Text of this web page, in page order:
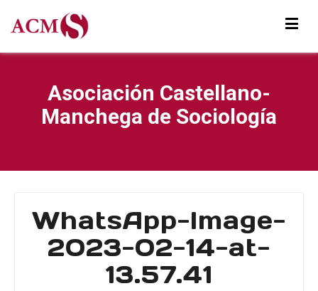
Asociación Castellano-
Manchega de Sociología
WhatsApp-Image-
2023-02-14-at-
13.57.41